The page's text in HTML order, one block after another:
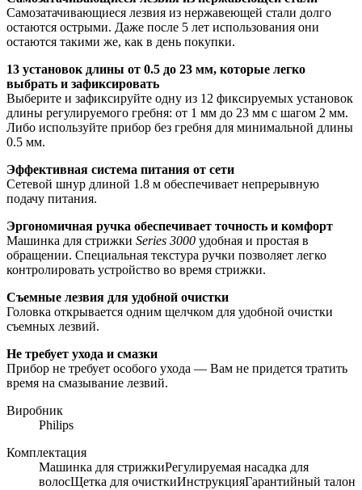
Самозатачивающиеся лезвия из нержавеющей стали долго
остаются острыми. Даже после 5 лет использования они
остаются такими же, как в день покупки.
13 установок длины от 0.5 до 23 мм, которые легко
выбрать и зафиксировать
Выберите и зафиксируйте одну из 12 фиксируемых установок
длины регулируемого гребня: от 1 мм до 23 мм с шагом 2 мм.
Либо используйте прибор без гребня для минимальной длины
0.5 мм.
Эффективная система питания от сети
Сетевой шнур длиной 1.8 м обеспечивает непрерывную
подачу питания.
Эргономичная ручка обеспечивает точность и комфорт
Машинка для стрижки Series 3000 удобная и простая в
обращении. Специальная текстура ручки позволяет легко
контролировать устройство во время стрижки.
Съемные лезвия для удобной очистки
Головка открывается одним щелчком для удобной очистки
съемных лезвий.
Не требует ухода и смазки
Прибор не требует особого ухода — Вам не придется тратить
время на смазывание лезвий.
Виробник
Philips
Комплектация
Машинка для стрижкиРегулируемая насадка для
волосЩетка для очисткиИнструкцияГарантийный талон